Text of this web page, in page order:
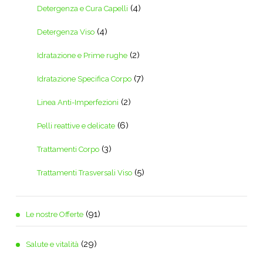
Detergenza e Cura Capelli (4)
Detergenza Viso (4)
Idratazione e Prime rughe (2)
Idratazione Specifica Corpo (7)
Linea Anti-Imperfezioni (2)
Pelli reattive e delicate (6)
Trattamenti Corpo (3)
Trattamenti Trasversali Viso (5)
Le nostre Offerte (91)
Salute e vitalità (29)